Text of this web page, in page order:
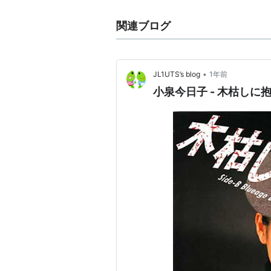
関連ブログ
JL1UTS’s blog • 1年前
小泉今日子 - 木枯しに